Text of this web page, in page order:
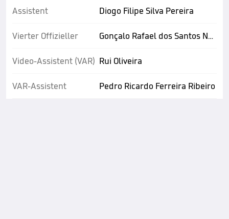
Assistent
Vierter Offizieller
Video-Assistent (VAR)
VAR-Assistent
Diogo Filipe Silva Pereira
Gonçalo Rafael dos Santos Neves
Rui Oliveira
Pedro Ricardo Ferreira Ribeiro